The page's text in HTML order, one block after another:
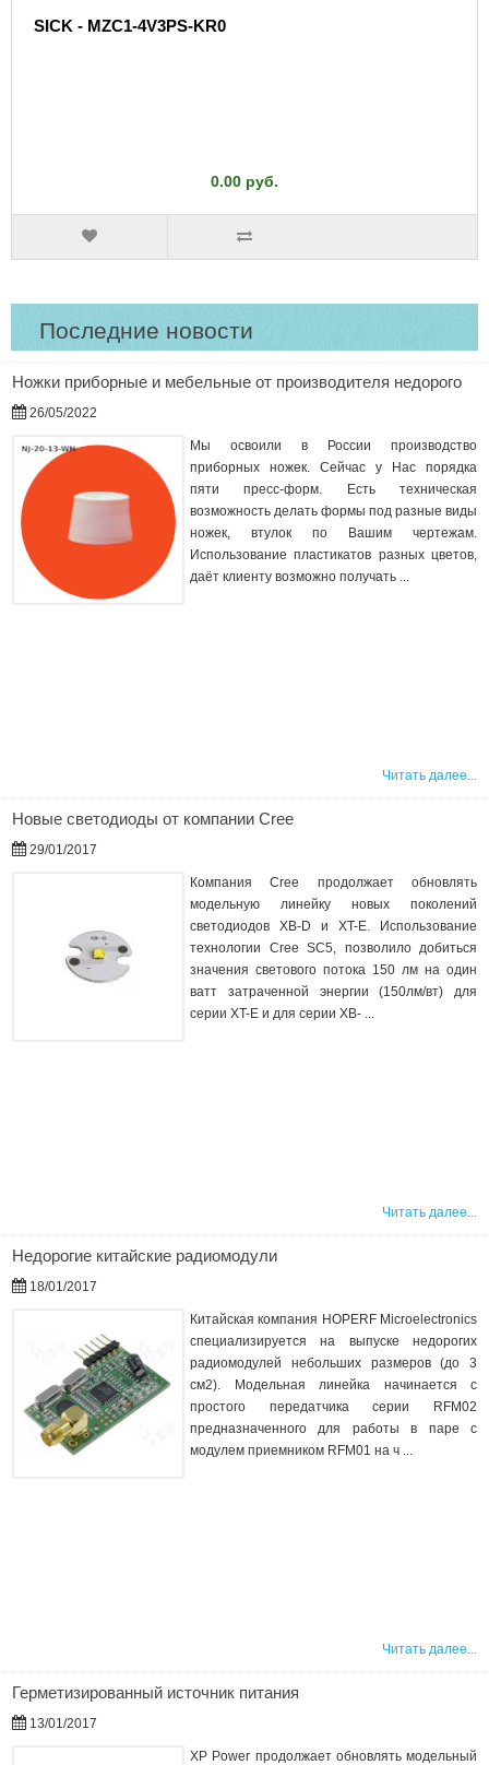
SICK - MZC1-4V3PS-KR0
0.00 руб.
Последние новости
Ножки приборные и мебельные от производителя недорого
26/05/2022
Мы освоили в России производство
приборных ножек. Сейчас у Нас порядка
пяти пресс-форм. Есть техническая
возможность делать формы под разные виды
ножек, втулок по Вашим чертежам.
Использование пластикатов разных цветов,
даёт клиенту возможно получать ...
Читать далее...
Новые светодиоды от компании Cree
29/01/2017
Компания Cree продолжает обновлять
модельную линейку новых поколений
светодиодов XB-D и XT-E. Использование
технологии Cree SC5, позволило добиться
значения светового потока 150 лм на один
ватт затраченной энергии (150лм/вт) для
серии XT-E и для серии XB- ...
Читать далее...
Недорогие китайские радиомодули
18/01/2017
Китайская компания HOPERF Microelectronics
специализируется на выпуске недорогих
радиомодулей небольших размеров (до 3
см2). Модельная линейка начинается с
простого передатчика серии RFM02
предназначенного для работы в паре с
модулем приемником RFM01 на ч ...
Читать далее...
Герметизированный источник питания
13/01/2017
XP Power продолжает обновлять модельный